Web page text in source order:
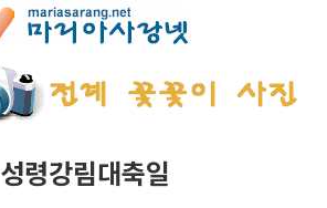
성령강림대축일